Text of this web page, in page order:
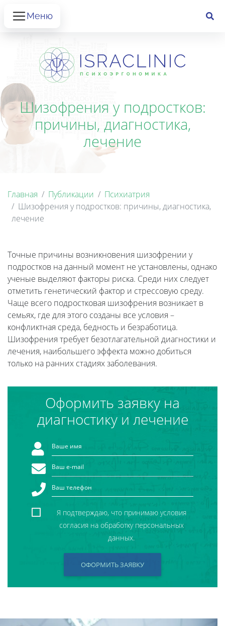
Меню
Шизофрения у подростков:
причины, диагностика,
лечение
Главная Публикации
Психиатрия
Шизофрения у подростков: причины, диагностика,
лечение
Точные причины возникновения шизофрении у
подростков на данный момент не установлены, однако
ученые выделяют факторы риска. Среди них следует
отметить генетический фактор и стрессовую среду.
Чаще всего подростковая шизофрения возникает в
семьях, где для этого созданы все условия –
конфликтная среда, бедность и безработица.
Шизофрения требует безотлагательной диагностики и
лечения, наибольшего эффекта можно добиться
только на ранних стадиях заболевания.
Оформить заявку на
диагностику и лечение
Я подтверждаю, что принимаю условия
согласия на обработку персональных
данных.
ОФОРМИТЬ ЗАЯВКУ